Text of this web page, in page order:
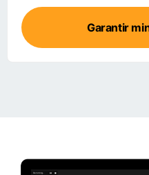
Garantir